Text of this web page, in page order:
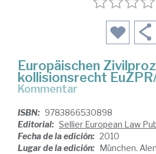
Europäischen
kollisionsrecht
Kommentar
ISBN: 9783866530898
Editorial: Sellier European Law
Fecha de la edición: 2010
Lugar de la edición: München.